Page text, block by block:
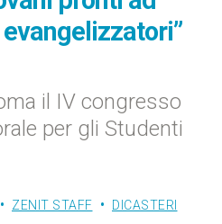
il IV congresso
per gli Studenti
ZENIT STAFF DICASTERI